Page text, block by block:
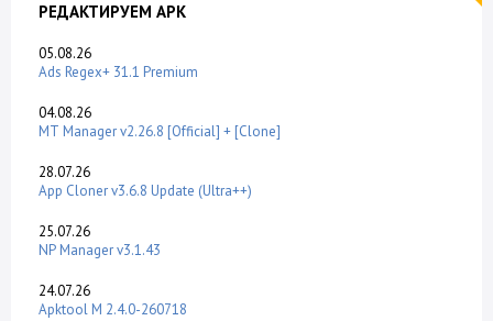
РЕДАКТИРУЕМ APK
05.08.26
Ads Regex+ 31.1 Premium
04.08.26
MT Manager v2.26.8 [Official] + [Clone]
28.07.26
App Cloner v3.6.8 Update (Ultra++)
25.07.26
NP Manager v3.1.43
24.07.26
Apktool M 2.4.0-260718